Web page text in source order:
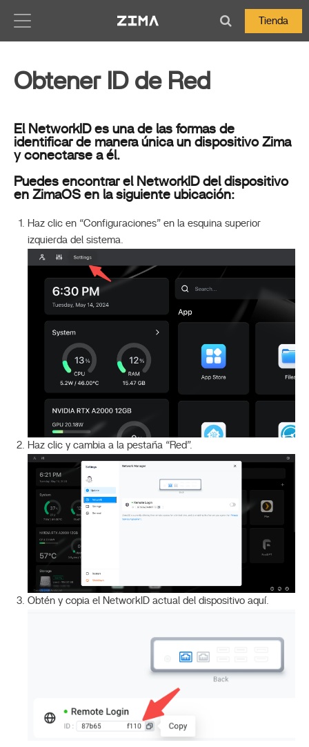
Tienda
Obtener ID de Red
El NetworkID es una de las formas de
identificar de manera única un dispositivo Zima
y conectarse a él.
Puedes encontrar el NetworkID del dispositivo
en ZimaOS en la siguiente ubicación:
Haz clic en “Configuraciones” en la esquina superior
izquierda del sistema.
Haz clic y cambia a la pestaña “Red”.
Obtén y copia el NetworkID actual del dispositivo aquí.